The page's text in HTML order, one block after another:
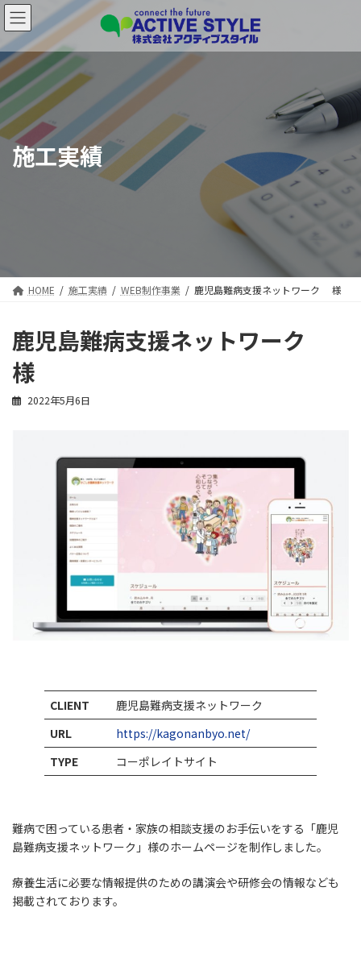
コ
ン
テ
ン
ツ
へ
ス
キ
ッ
ナ
ビ
ゲ
ー
シ
ョ
ン
に
移
施工実績
HOME 施工実績 WEB制作事業 鹿児島難病支援ネットワーク 様
鹿児島難病支援ネットワーク
様
2022年5月6日
CLIENT
鹿児島難病支援ネットワーク
URL
https://kagonanbyo.net/
TYPE
コーポレイトサイト
難病で困っている患者・家族の相談支援のお手伝いをする「鹿児
島難病支援ネットワーク」様のホームページを制作しました。
療養生活に必要な情報提供のための講演会や研修会の情報なども
掲載されております。